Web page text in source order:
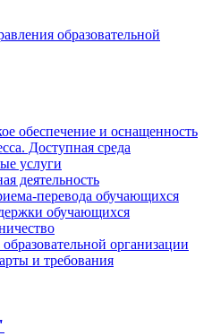
образовательной
обеспечение и оснащенность
Доступная среда
услуги
деятельность
перевода обучающихся
обучающихся
организации
и требования